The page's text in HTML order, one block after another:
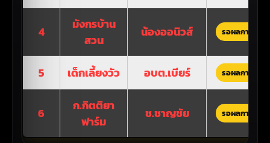
4
มังกรบ้าน
สวน
น้องออนิวส์ รอผลการแข่ง
5 เด็กเลี้ยงวัว อบต.เบียร์ รอผลการแข่ง
6
ก.กิตติยา
ฟาร์ม
ช.ชาญชัย รอผลการแข่ง